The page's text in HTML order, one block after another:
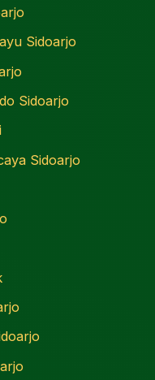
Sidoarjo
Sidoarjo
Sidoarjo